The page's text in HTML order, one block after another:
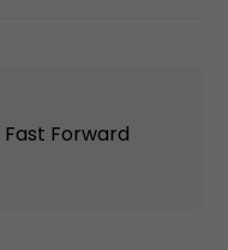
Fast Forward